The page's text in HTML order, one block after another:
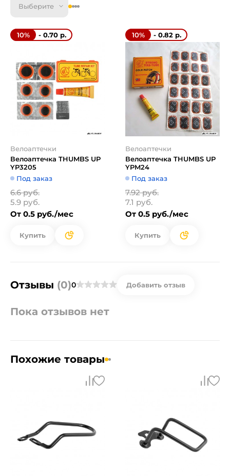
Выберите
10% - 0.70 р.
Велоаптечки
Велоаптечка THUMBS UP
YP3205
Под заказ
6.6 руб.
5.9 руб.
От 0.5 руб./мес
Купить
10% - 0.82 р.
Велоаптечки
Велоаптечка THUMBS UP
YPM24
Под заказ
7.92 руб.
7.1 руб.
От 0.5 руб./мес
Купить
Отзывы (0)0 Добавить отзыв
Пока отзывов нет
Похожие товары